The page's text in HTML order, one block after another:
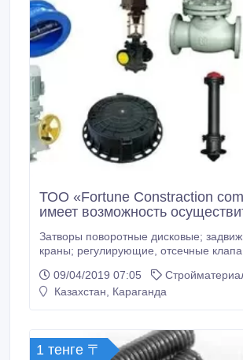
ТОО «Fortune Constraction
имеет возможность
Затворы поворотные дисковые; задвижки; шаровые
краны; регулирующие, отсечные клапаны; обратные
шланговые; клапаны распределительные; клапаны
смесительные; конденсатоотводчики и др. Поставка
менеджеров ТОО«Fortune
09/04/2019 07:05
Казахстан, Караганда
1 тенге 〒